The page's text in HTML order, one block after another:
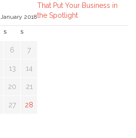
January 2018
S S
6 7
13 14
20 21
27 28